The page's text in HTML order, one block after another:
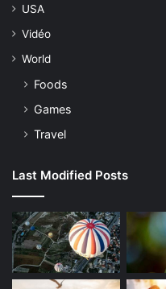
USA
Vidéo
World
Foods
Games
Travel
Last Modified Posts